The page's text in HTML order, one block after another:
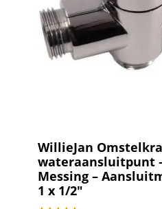
WillieJan
wateraansluitpunt
Messing –
1 x 1/2″